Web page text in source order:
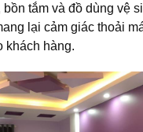
bồn tắm và đồ dùng vệ
lại cảm giác thoải
khách hàng.